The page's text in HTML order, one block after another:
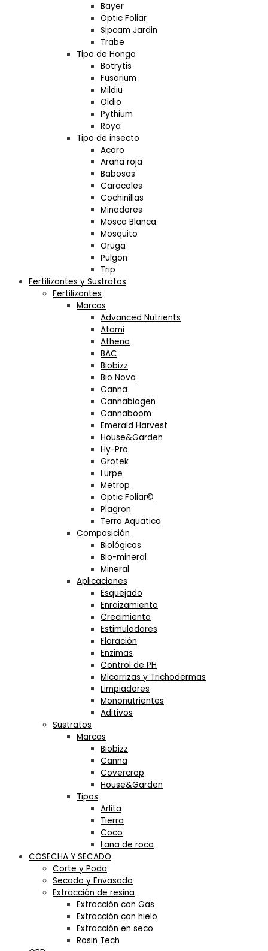
Bayer
Optic Foliar
Sipcam Jardin
Trabe
Tipo de Hongo
Botrytis
Fusarium
Mildiu
Oidio
Pythium
Roya
Tipo de insecto
Acaro
Araña roja
Babosas
Caracoles
Cochinillas
Minadores
Mosca Blanca
Mosquito
Oruga
Pulgon
Trip
Fertilizantes y Sustratos
Fertilizantes
Marcas
Advanced Nutrients
Atami
Athena
BAC
Biobizz
Bio Nova
Canna
Cannabiogen
Cannaboom
Emerald Harvest
House&Garden
Hy-Pro
Grotek
Lurpe
Metrop
Optic Foliar©
Plagron
Terra Aquatica
Composición
Biológicos
Bio-mineral
Mineral
Aplicaciones
Esquejado
Enraizamiento
Crecimiento
Estimuladores
Floración
Enzimas
Control de PH
Micorrizas y Trichodermas
Limpiadores
Mononutrientes
Aditivos
Sustratos
Marcas
Biobizz
Canna
Covercrop
House&Garden
Tipos
Arlita
Tierra
Coco
Lana de roca
COSECHA Y SECADO
Corte y Poda
Secado y Envasado
Extracción de resina
Extracción con Gas
Extracción con hielo
Extracción en seco
Rosin Tech